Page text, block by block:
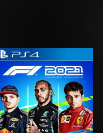
Rango
de
precios:
desde
$27.03
hasta
$42.03